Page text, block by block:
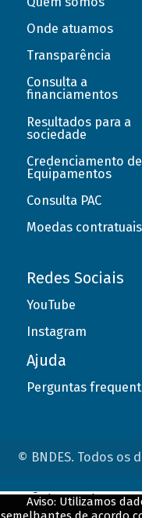
Onde atuamos
Transparência
Consulta a
financiamentos
Resultados para a
sociedade
Credenciamento de
Equipamentos
Consulta PAC
Moedas contratuais
Redes Sociais
YouTube
Instagram
Ajuda
Perguntas
© BNDES. Todos os
Aviso: Utilizamos
ConteÃºdo complementar